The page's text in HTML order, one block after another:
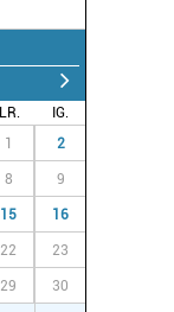
LR.
IG.
1 2
8 9
15 16
22 23
29 30